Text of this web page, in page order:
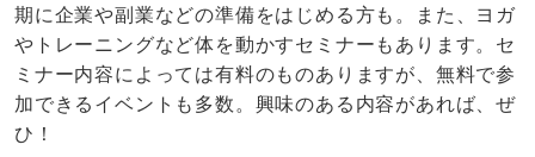
期に企業や副業などの準備をはじめる方も。また、ヨガ
やトレーニングなど体を動かすセミナーもあります。セ
ミナー内容によっては有料のものありますが、無料で参
加できるイベントも多数。興味のある内容があれば、ぜ
ひ！